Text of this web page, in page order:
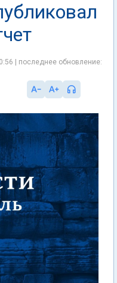
| последнее обновление: